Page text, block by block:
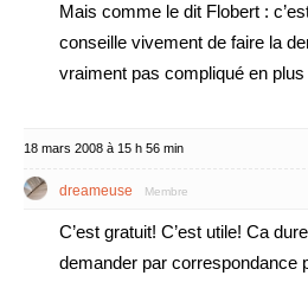
Mais comme le dit Flobert :
conseille vivement de faire la
vraiment pas compliqué en plus
18 mars 2008 à 15 h 56 min
dreameuse Membre
C’est gratuit! C’est utile! Ca
demander par correspondance